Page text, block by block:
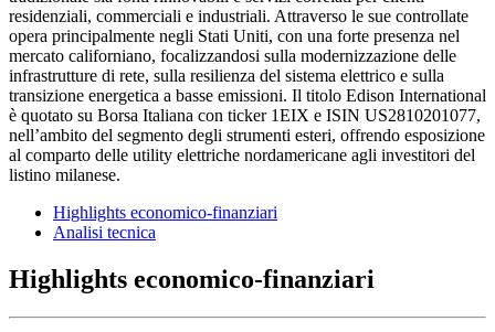
residenziali, commerciali e industriali. Attraverso le sue controllate
opera principalmente negli Stati Uniti, con una forte presenza nel
mercato californiano, focalizzandosi sulla modernizzazione delle
infrastrutture di rete, sulla resilienza del sistema elettrico e sulla
transizione energetica a basse emissioni. Il titolo Edison International
è quotato su Borsa Italiana con ticker 1EIX e ISIN US2810201077,
nell’ambito del segmento degli strumenti esteri, offrendo esposizione
al comparto delle utility elettriche nordamericane agli investitori del
listino milanese.
Highlights economico-finanziari
Analisi tecnica
Highlights economico-finanziari